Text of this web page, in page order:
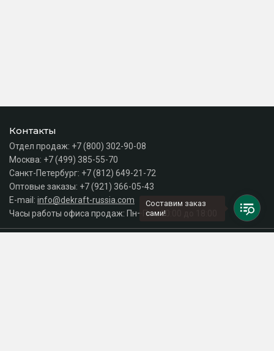
Контакты
Отдел продаж: +7 (800) 302-90-08
Москва: +7 (499) 385-55-70
Санкт-Петербург: +7 (812) 649-21-72
Оптовые заказы: +7 (921) 366-05-43
E-mail: info@dekraft-russia.com
Часы работы офиса продаж: Пн–Пт с 10:00 до 18:00
Составим заказ
сами!